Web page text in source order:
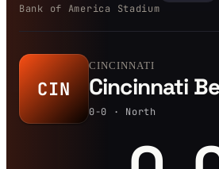
Bank of America Stadium
CIN
CINCINNATI
Cincinnati
0-0 · North